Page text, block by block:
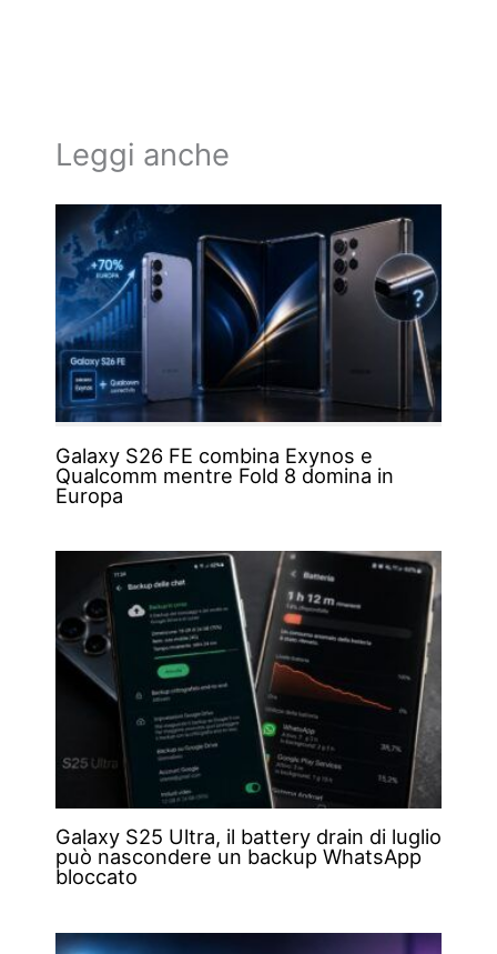
Leggi anche
Galaxy S26 FE combina Exynos e
Qualcomm mentre Fold 8 domina in
Europa
Galaxy S25 Ultra, il battery drain di luglio
può nascondere un backup WhatsApp
bloccato